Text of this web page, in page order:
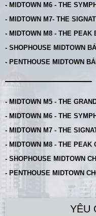
- MIDTOWN M6 - THE
- MIDTOWN M7- THE
- MIDTOWN M8 - THE PEAK
- SHOPHOUSE MIDTOWN
- PENTHOUSE MIDTOWN
- MIDTOWN M5 - THE
- MIDTOWN M6 - THE
- MIDTOWN M7 - THE
- MIDTOWN M8 - THE PEAK
- SHOPHOUSE MIDTOWN
- PENTHOUSE MIDTOWN
YÊU